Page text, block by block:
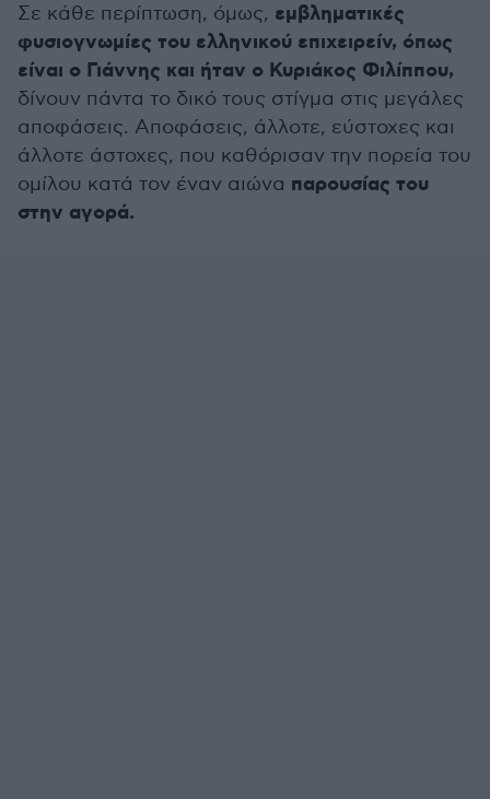
Σε κάθε περίπτωση, όμως, εμβληματικές
φυσιογνωμίες του ελληνικού επιχειρείν, όπως
είναι ο Γιάννης και ήταν ο Κυριάκος Φιλίππου,
δίνουν πάντα το δικό τους στίγμα στις μεγάλες
αποφάσεις. Αποφάσεις, άλλοτε, εύστοχες και
άλλοτε άστοχες, που καθόρισαν την πορεία του
ομίλου κατά τον έναν αιώνα παρουσίας του
στην αγορά.